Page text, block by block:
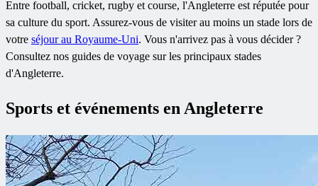
Entre football, cricket, rugby et course, l'Angleterre est réputée pour
sa culture du sport. Assurez-vous de visiter au moins un stade lors de
votre séjour au Royaume-Uni. Vous n'arrivez pas à vous décider ?
Consultez nos guides de voyage sur les principaux stades
d'Angleterre.
Sports et événements en Angleterre